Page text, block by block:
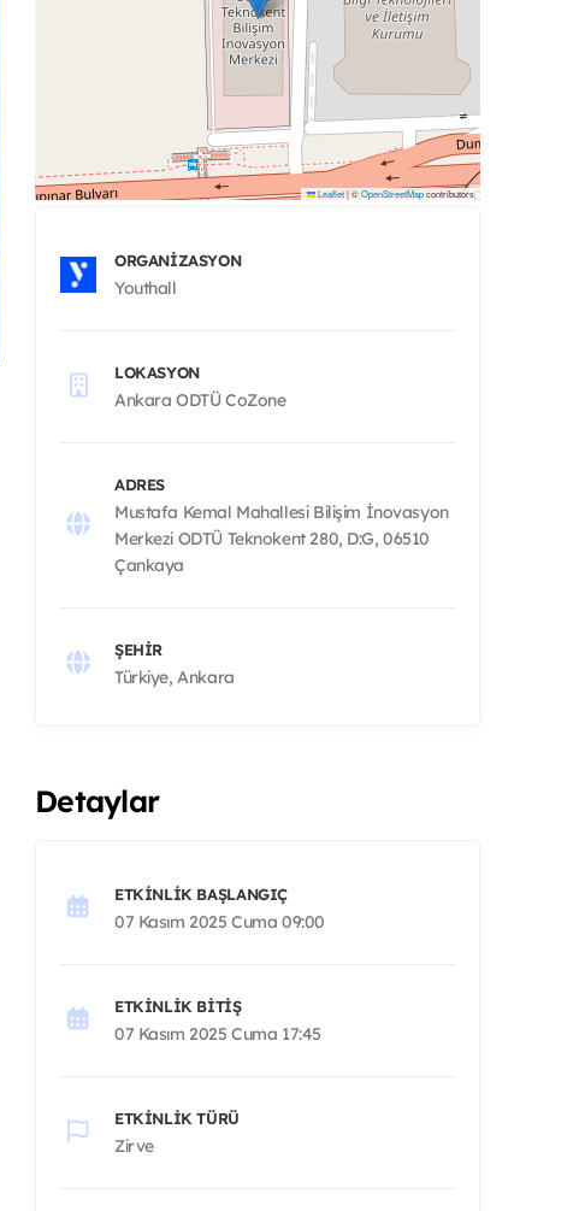
Leaflet|©OpenStreetMapcontributors
ORGANIZASYON
Youthall
LOKASYON
Ankara ODTÜ CoZone
ADRES
Mustafa Kemal Mahallesi Bilişim İnovasyon
Merkezi ODTÜ Teknokent 280, D:G, 06510
Çankaya
ŞEHIR
Türkiye, Ankara
Detaylar
ETKINLIK BAŞLANGIÇ
07 Kasım 2025 Cuma 09:00
ETKINLIK BITIŞ
07 Kasım 2025 Cuma 17:45
ETKINLIK TÜRÜ
Zirve